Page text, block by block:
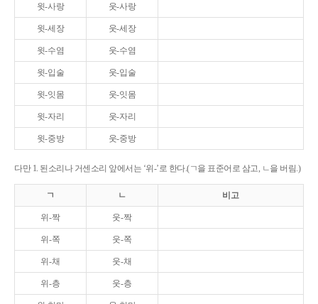
윗-사랑 웃-사랑
윗-세장 웃-세장
윗-수염 웃-수염
윗-입술 웃-입술
윗-잇몸 웃-잇몸
윗-자리 웃-자리
윗-중방 웃-중방
다만 1. 된소리나 거센소리 앞에서는 ‘위-’로 한다.(ㄱ을 표준어로 삼고, ㄴ을 버림.)
ㄱ ㄴ 비고
위-짝 웃-짝
위-쪽 웃-쪽
위-채 웃-채
위-층 웃-층